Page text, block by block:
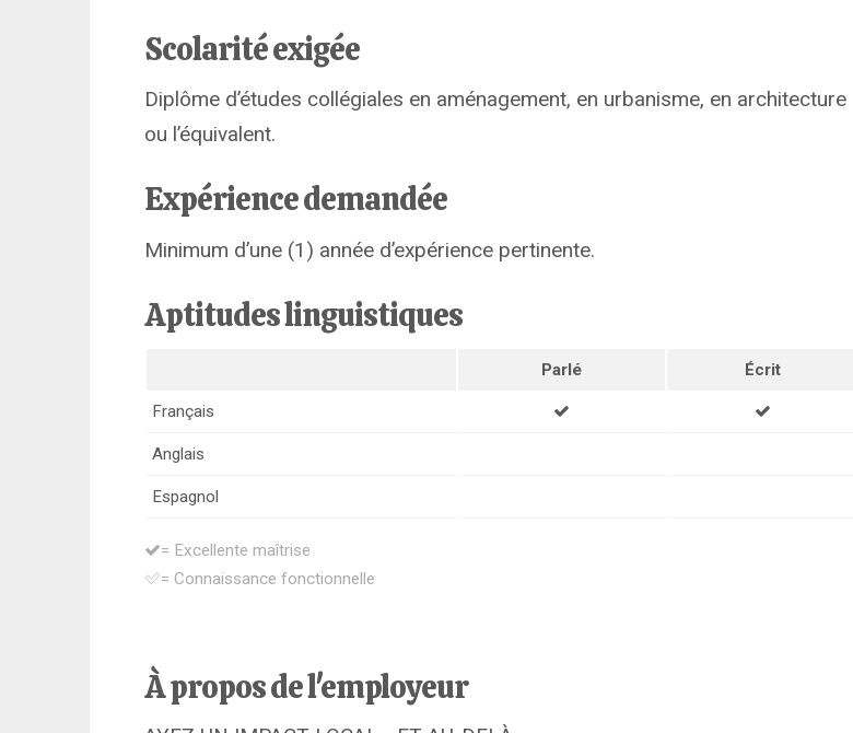
Scolarité exigée
Diplôme d’études collégiales en aménagement, en urbanisme, en architecture
ou l’équivalent.
Expérience demandée
Minimum d’une (1) année d’expérience pertinente.
Aptitudes linguistiques
Parlé Écrit
Français
Anglais
Espagnol
= Excellente maîtrise
= Connaissance fonctionnelle
À propos de l'employeur